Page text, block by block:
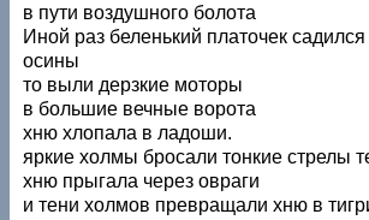
в пути воздушного болота
Иной раз беленький платочек
осины
то выли дерзкие моторы
в большие вечные ворота
хню хлопала в ладоши.
яркие холмы бросали тонкие стрелы
хню прыгала через овраги
и тени холмов превращали хню в